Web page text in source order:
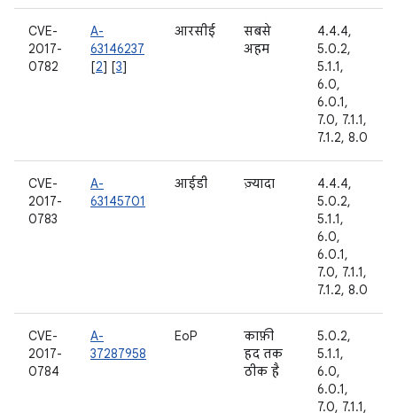
CVE-
2017-
0782
A-
63146237
[2] [3]
आरसीई
सबसे
अहम
4.4.4,
5.0.2,
5.1.1,
6.0,
6.0.1,
7.0, 7.1.1,
7.1.2, 8.0
CVE-
2017-
0783
A-
63145701
आईडी ज़्यादा
4.4.4,
5.0.2,
5.1.1,
6.0,
6.0.1,
7.0, 7.1.1,
7.1.2, 8.0
CVE-
2017-
0784
A-
37287958
EoP
काफ़ी
हद तक
ठीक है
5.0.2,
5.1.1,
6.0,
6.0.1,
7.0, 7.1.1,